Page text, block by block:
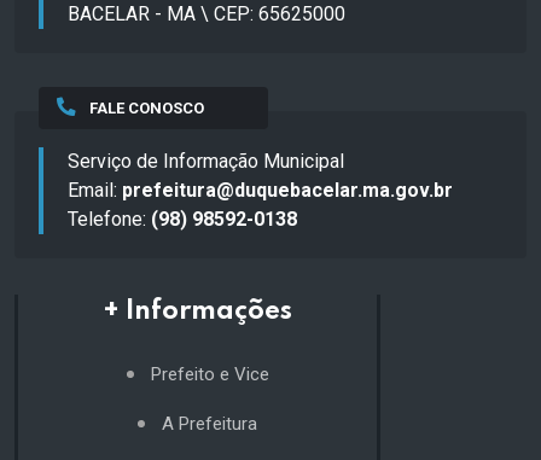
BACELAR - MA \ CEP: 65625000
FALE CONOSCO
Serviço de Informação Municipal
Email: prefeitura@duquebacelar.ma.gov.br
Telefone: (98) 98592-0138
+ Informações
Prefeito e Vice
A Prefeitura